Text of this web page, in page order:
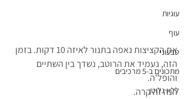
עוגיות
עוף
טבעוני
מתכונים ב-5 מרכיבים
ללא גלוטן
את הקציצות נאפה בתנור לאיזה 10 דקות. בזמן
הזה, נעמיד את הרוטב, נשדך בין השתיים
והופל'ה.
הנה זה קרה.